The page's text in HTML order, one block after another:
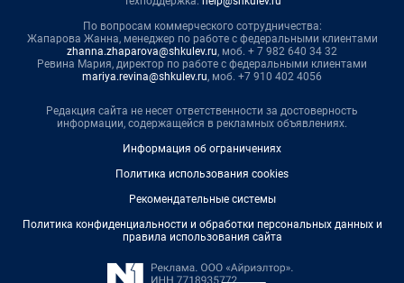
По вопросам коммерческого сотрудничества:
Жапарова Жанна, менеджер по работе с федеральными клиентами
zhanna.zhaparova@shkulev.ru, моб. + 7 982 640 34 32
Ревина Мария, директор по работе с федеральными клиентами
mariya.revina@shkulev.ru, моб. +7 910 402 4056
Редакция сайта не несет ответственности за достоверность
информации, содержащейся в рекламных объявлениях.
Информация об ограничениях
Политика использования cookies
Рекомендательные системы
Политика конфиденциальности и обработки персональных данных и
правила использования сайта